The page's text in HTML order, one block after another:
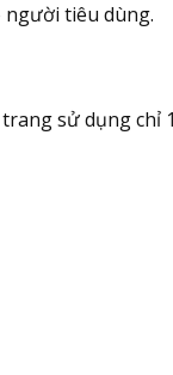
người tiêu dùng.
sử dụng chỉ